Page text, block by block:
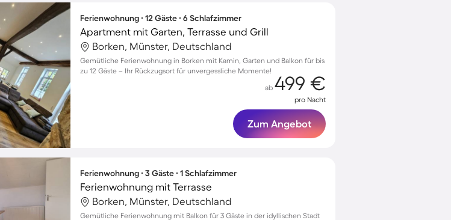
Ferienwohnung ∙ 12 Gäste ∙ 6 Schlafzimmer
Apartment mit Garten, Terrasse und Grill
Borken, Münster, Deutschland
Gemütliche Ferienwohnung in Borken mit Kamin, Garten und Balkon für bis
zu 12 Gäste – Ihr Rückzugsort für unvergessliche Momente!
ab 499 €
pro Nacht
Zum Angebot
Ferienwohnung ∙ 3 Gäste ∙ 1 Schlafzimmer
Ferienwohnung mit Terrasse
Borken, Münster, Deutschland
Gemütliche Ferienwohnung mit Balkon für 3 Gäste in der idyllischen Stadt